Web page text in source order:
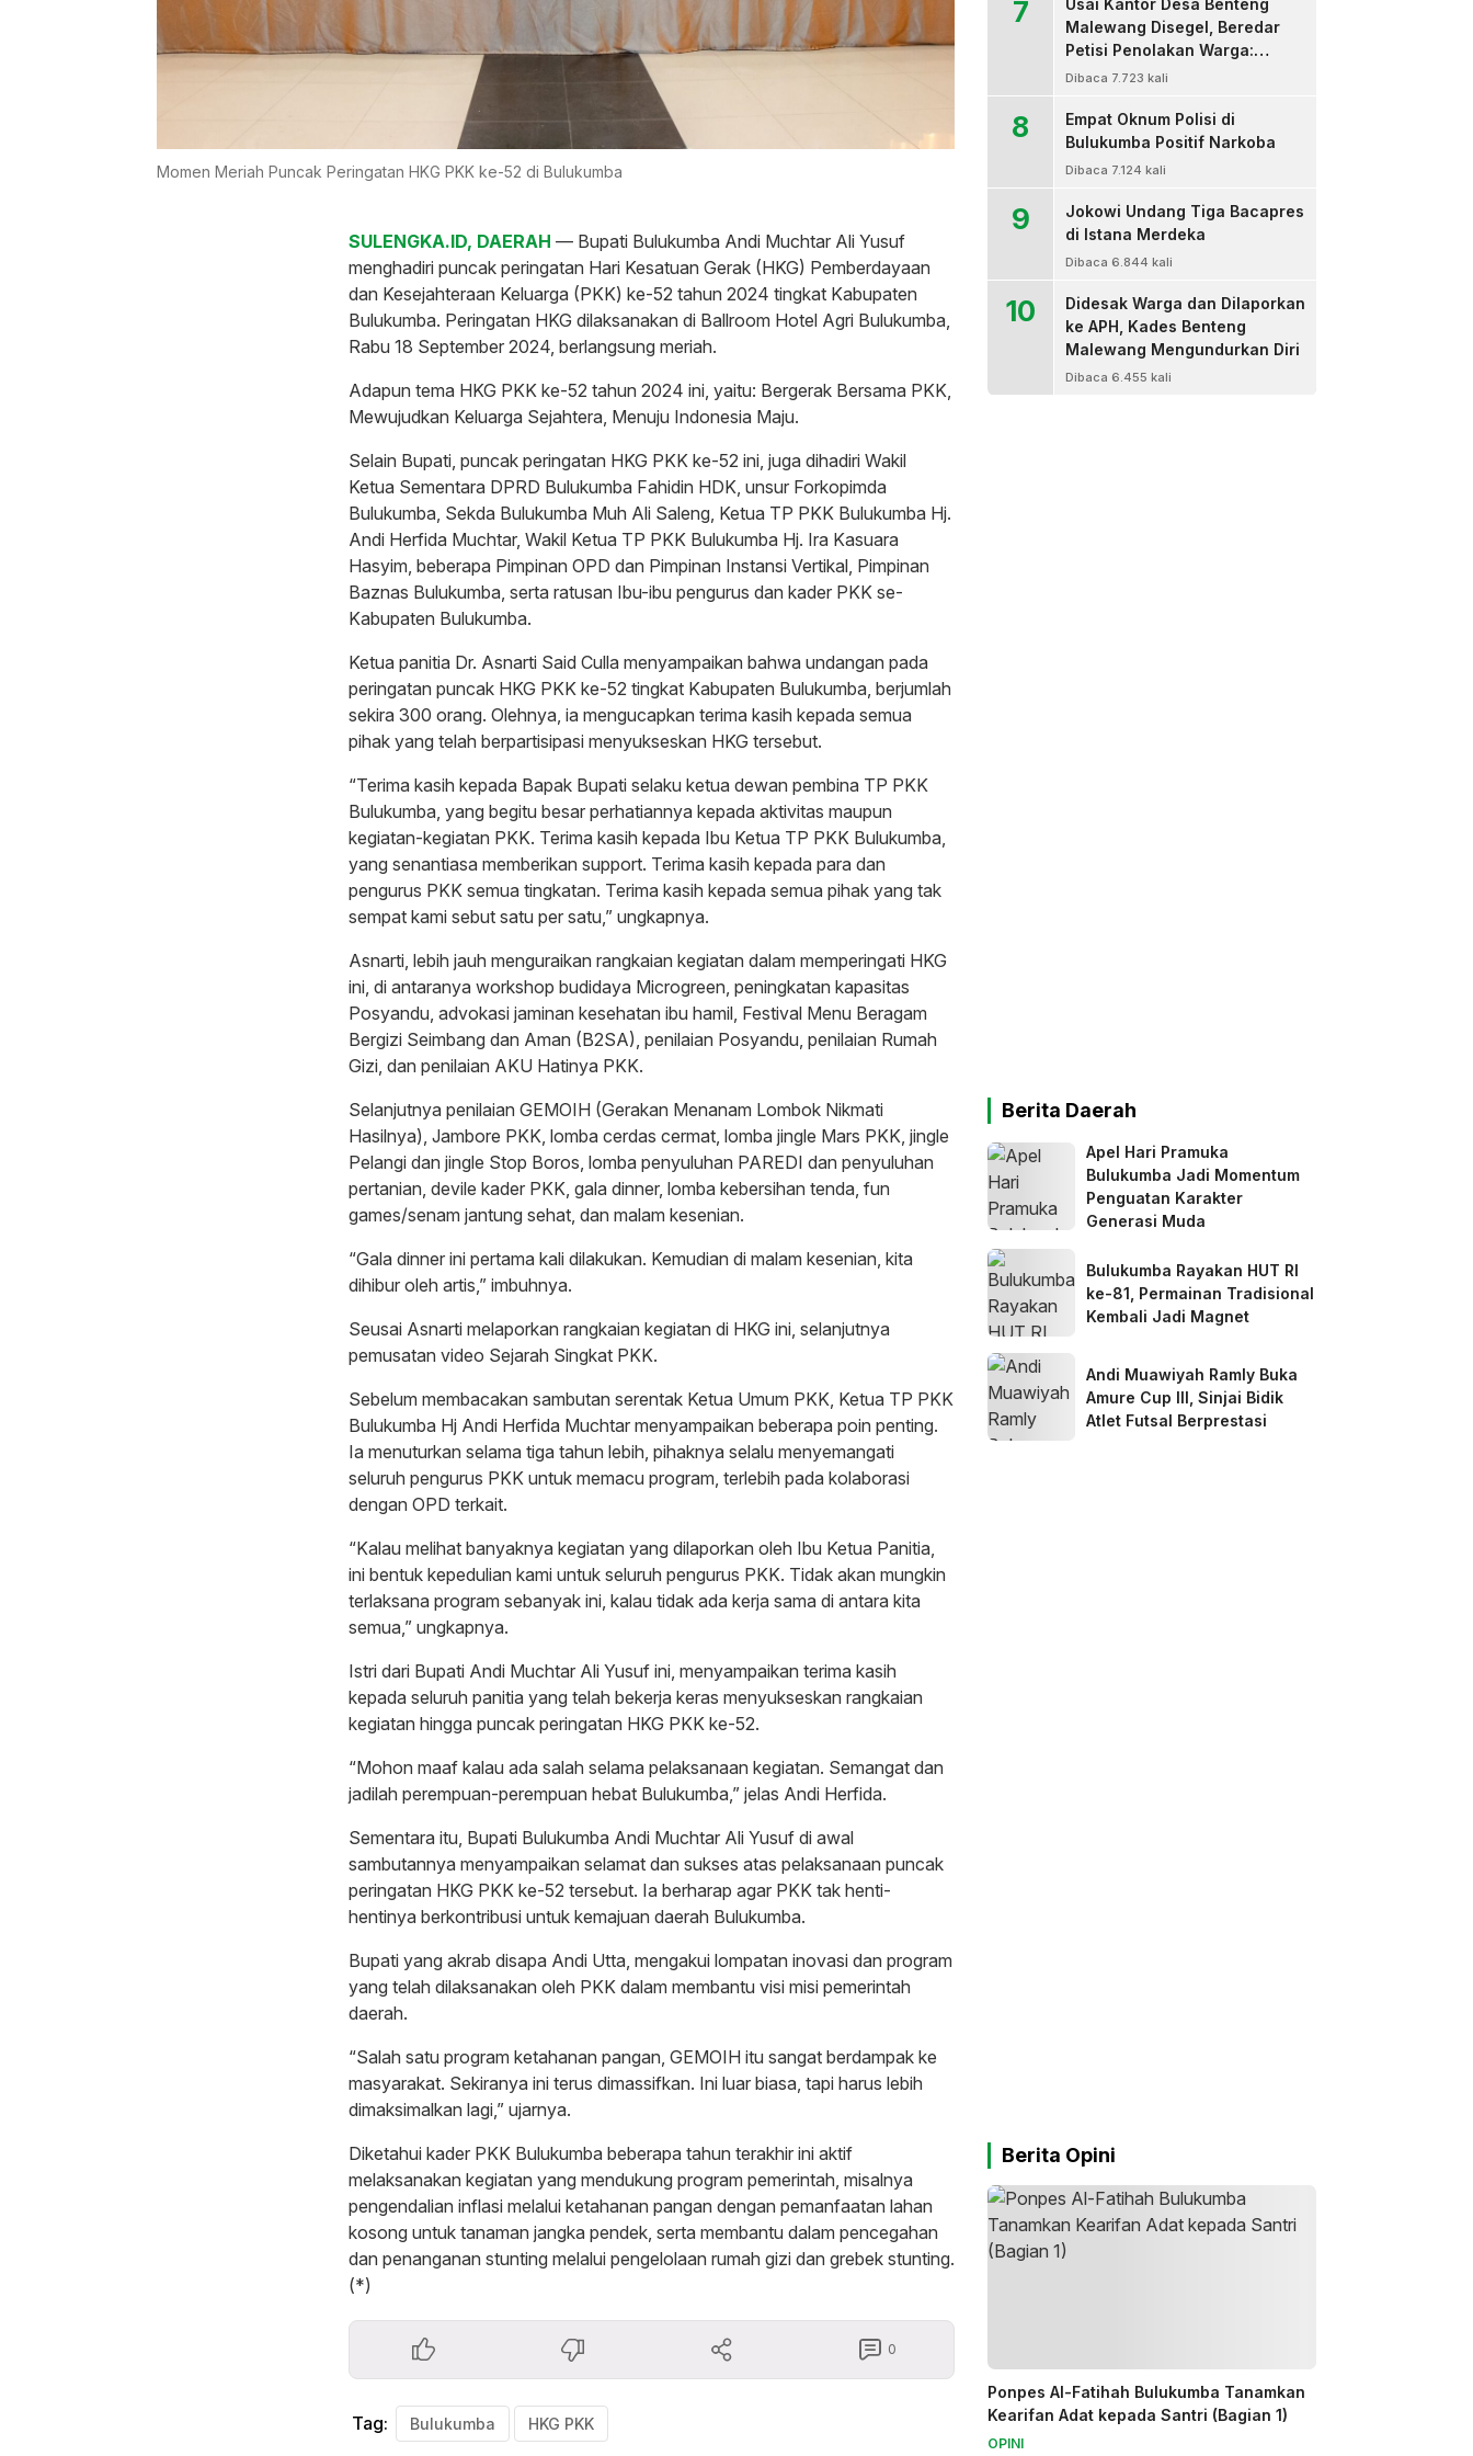
Momen Meriah Puncak Peringatan HKG PKK ke-52 di Bulukumba
SULENGKA.ID, DAERAH — Bupati Bulukumba Andi Muchtar Ali Yusuf
menghadiri puncak peringatan Hari Kesatuan Gerak (HKG) Pemberdayaan
dan Kesejahteraan Keluarga (PKK) ke-52 tahun 2024 tingkat Kabupaten
Bulukumba. Peringatan HKG dilaksanakan di Ballroom Hotel Agri Bulukumba,
Rabu 18 September 2024, berlangsung meriah.
Adapun tema HKG PKK ke-52 tahun 2024 ini, yaitu: Bergerak Bersama PKK,
Mewujudkan Keluarga Sejahtera, Menuju Indonesia Maju.
Selain Bupati, puncak peringatan HKG PKK ke-52 ini, juga dihadiri Wakil
Ketua Sementara DPRD Bulukumba Fahidin HDK, unsur Forkopimda
Bulukumba, Sekda Bulukumba Muh Ali Saleng, Ketua TP PKK Bulukumba Hj.
Andi Herfida Muchtar, Wakil Ketua TP PKK Bulukumba Hj. Ira Kasuara
Hasyim, beberapa Pimpinan OPD dan Pimpinan Instansi Vertikal, Pimpinan
Baznas Bulukumba, serta ratusan Ibu-ibu pengurus dan kader PKK se-
Kabupaten Bulukumba.
Ketua panitia Dr. Asnarti Said Culla menyampaikan bahwa undangan pada
peringatan puncak HKG PKK ke-52 tingkat Kabupaten Bulukumba, berjumlah
sekira 300 orang. Olehnya, ia mengucapkan terima kasih kepada semua
pihak yang telah berpartisipasi menyukseskan HKG tersebut.
“Terima kasih kepada Bapak Bupati selaku ketua dewan pembina TP PKK
Bulukumba, yang begitu besar perhatiannya kepada aktivitas maupun
kegiatan-kegiatan PKK. Terima kasih kepada Ibu Ketua TP PKK Bulukumba,
yang senantiasa memberikan support. Terima kasih kepada para dan
pengurus PKK semua tingkatan. Terima kasih kepada semua pihak yang tak
sempat kami sebut satu per satu,” ungkapnya.
Asnarti, lebih jauh menguraikan rangkaian kegiatan dalam memperingati HKG
ini, di antaranya workshop budidaya Microgreen, peningkatan kapasitas
Posyandu, advokasi jaminan kesehatan ibu hamil, Festival Menu Beragam
Bergizi Seimbang dan Aman (B2SA), penilaian Posyandu, penilaian Rumah
Gizi, dan penilaian AKU Hatinya PKK.
Selanjutnya penilaian GEMOIH (Gerakan Menanam Lombok Nikmati
Hasilnya), Jambore PKK, lomba cerdas cermat, lomba jingle Mars PKK, jingle
Pelangi dan jingle Stop Boros, lomba penyuluhan PAREDI dan penyuluhan
pertanian, devile kader PKK, gala dinner, lomba kebersihan tenda, fun
games/senam jantung sehat, dan malam kesenian.
“Gala dinner ini pertama kali dilakukan. Kemudian di malam kesenian, kita
dihibur oleh artis,” imbuhnya.
Seusai Asnarti melaporkan rangkaian kegiatan di HKG ini, selanjutnya
pemusatan video Sejarah Singkat PKK.
Sebelum membacakan sambutan serentak Ketua Umum PKK, Ketua TP PKK
Bulukumba Hj Andi Herfida Muchtar menyampaikan beberapa poin penting.
Ia menuturkan selama tiga tahun lebih, pihaknya selalu menyemangati
seluruh pengurus PKK untuk memacu program, terlebih pada kolaborasi
dengan OPD terkait.
“Kalau melihat banyaknya kegiatan yang dilaporkan oleh Ibu Ketua Panitia,
ini bentuk kepedulian kami untuk seluruh pengurus PKK. Tidak akan mungkin
terlaksana program sebanyak ini, kalau tidak ada kerja sama di antara kita
semua,” ungkapnya.
Istri dari Bupati Andi Muchtar Ali Yusuf ini, menyampaikan terima kasih
kepada seluruh panitia yang telah bekerja keras menyukseskan rangkaian
kegiatan hingga puncak peringatan HKG PKK ke-52.
“Mohon maaf kalau ada salah selama pelaksanaan kegiatan. Semangat dan
jadilah perempuan-perempuan hebat Bulukumba,” jelas Andi Herfida.
Sementara itu, Bupati Bulukumba Andi Muchtar Ali Yusuf di awal
sambutannya menyampaikan selamat dan sukses atas pelaksanaan puncak
peringatan HKG PKK ke-52 tersebut. Ia berharap agar PKK tak henti-
hentinya berkontribusi untuk kemajuan daerah Bulukumba.
Bupati yang akrab disapa Andi Utta, mengakui lompatan inovasi dan program
yang telah dilaksanakan oleh PKK dalam membantu visi misi pemerintah
daerah.
“Salah satu program ketahanan pangan, GEMOIH itu sangat berdampak ke
masyarakat. Sekiranya ini terus dimassifkan. Ini luar biasa, tapi harus lebih
dimaksimalkan lagi,” ujarnya.
Diketahui kader PKK Bulukumba beberapa tahun terakhir ini aktif
melaksanakan kegiatan yang mendukung program pemerintah, misalnya
pengendalian inflasi melalui ketahanan pangan dengan pemanfaatan lahan
kosong untuk tanaman jangka pendek, serta membantu dalam pencegahan
dan penanganan stunting melalui pengelolaan rumah gizi dan grebek stunting.
(*)
0
Tag: Bulukumba HKG PKK
7
Usai Kantor Desa Benteng
Malewang Disegel, Beredar
Petisi Penolakan Warga:
Sekretaris Hingga BPD Turut
Dibaca 7.723 kali
8
Empat Oknum Polisi di
Bulukumba Positif Narkoba
Dibaca 7.124 kali
9
Jokowi Undang Tiga Bacapres
di Istana Merdeka
Dibaca 6.844 kali
10
Didesak Warga dan Dilaporkan
ke APH, Kades Benteng
Malewang Mengundurkan Diri
Dibaca 6.455 kali
Berita Daerah
Apel Hari Pramuka
Bulukumba Jadi Momentum
Penguatan Karakter
Generasi Muda
Bulukumba Rayakan HUT RI
ke-81, Permainan Tradisional
Kembali Jadi Magnet
Andi Muawiyah Ramly Buka
Amure Cup III, Sinjai Bidik
Atlet Futsal Berprestasi
Berita Opini
Ponpes Al-Fatihah Bulukumba Tanamkan
Kearifan Adat kepada Santri (Bagian 1)
OPINI